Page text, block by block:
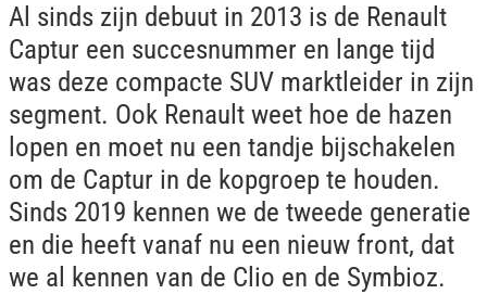
Al sinds zijn debuut in 2013 is de Renault
Captur een succesnummer en lange tijd
was deze compacte SUV marktleider in zijn
segment. Ook Renault weet hoe de hazen
lopen en moet nu een tandje bijschakelen
om de Captur in de kopgroep te houden.
Sinds 2019 kennen we de tweede generatie
en die heeft vanaf nu een nieuw front, dat
we al kennen van de Clio en de Symbioz.